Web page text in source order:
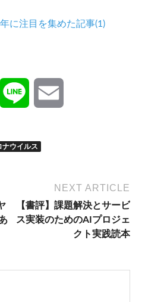
に注目を集めた記事(1)
n
i
l
ナウイルス
NEXT ARTICLE
【書評】課題解決とサービ
ス実装のためのAIプロジェ
クト実践読本